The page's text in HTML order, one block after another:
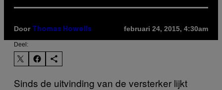
Door Thomas Howells februari 24, 2015, 4:30am
Deel:
Sinds de uitvinding van de versterker lijkt